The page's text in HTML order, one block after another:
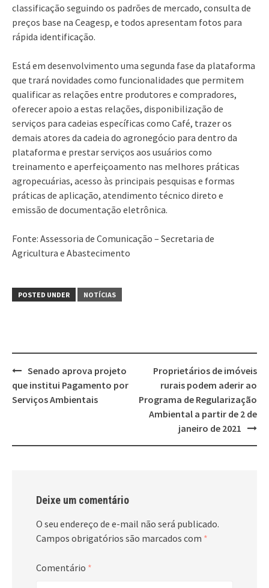
classificação seguindo os padrões de mercado, consulta de
preços base na Ceagesp, e todos apresentam fotos para
rápida identificação.
Está em desenvolvimento uma segunda fase da plataforma
que trará novidades como funcionalidades que permitem
qualificar as relações entre produtores e compradores,
oferecer apoio a estas relações, disponibilização de
serviços para cadeias específicas como Café, trazer os
demais atores da cadeia do agronegócio para dentro da
plataforma e prestar serviços aos usuários como
treinamento e aperfeiçoamento nas melhores práticas
agropecuárias, acesso às principais pesquisas e formas
práticas de aplicação, atendimento técnico direto e
emissão de documentação eletrônica.
Fonte: Assessoria de Comunicação – Secretaria de
Agricultura e Abastecimento
POSTED UNDER NOTÍCIAS
Post
navigation
Senado aprova projeto
que institui Pagamento por
Serviços Ambientais
Proprietários de imóveis
rurais podem aderir ao
Programa de Regularização
Ambiental a partir de 2 de
janeiro de 2021
Deixe um comentário
O seu endereço de e-mail não será publicado.
Campos obrigatórios são marcados com *
Comentário *